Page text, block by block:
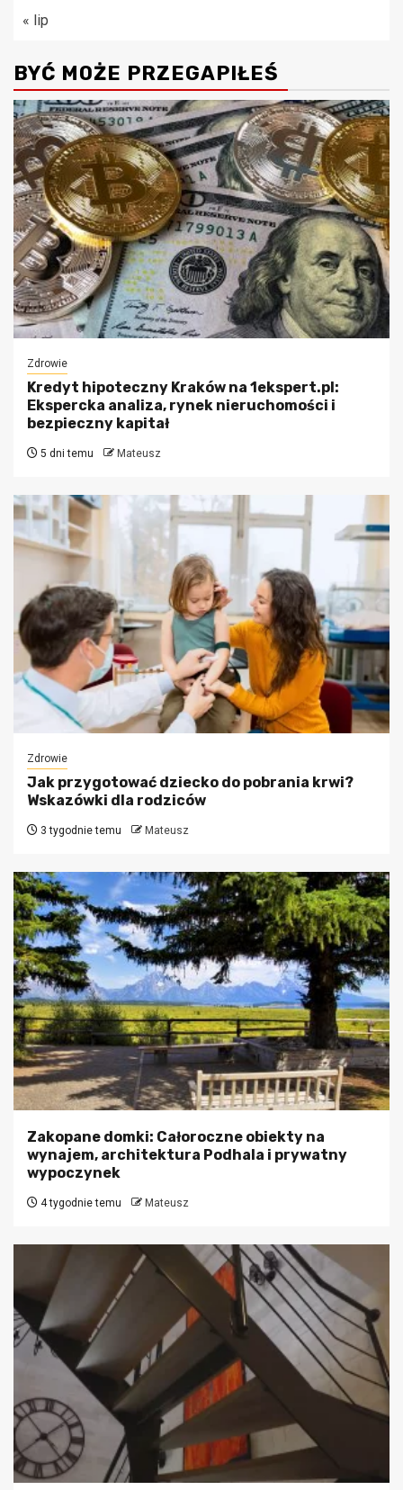
« lip
BYĆ MOŻE PRZEGAPIŁEŚ
Zdrowie
Kredyt hipoteczny Kraków na 1ekspert.pl:
Ekspercka analiza, rynek nieruchomości i
bezpieczny kapitał
5 dni temu Mateusz
Zdrowie
Jak przygotować dziecko do pobrania krwi?
Wskazówki dla rodziców
3 tygodnie temu Mateusz
Zakopane domki: Całoroczne obiekty na
wynajem, architektura Podhala i prywatny
wypoczynek
4 tygodnie temu Mateusz